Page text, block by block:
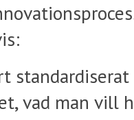
vad man vill